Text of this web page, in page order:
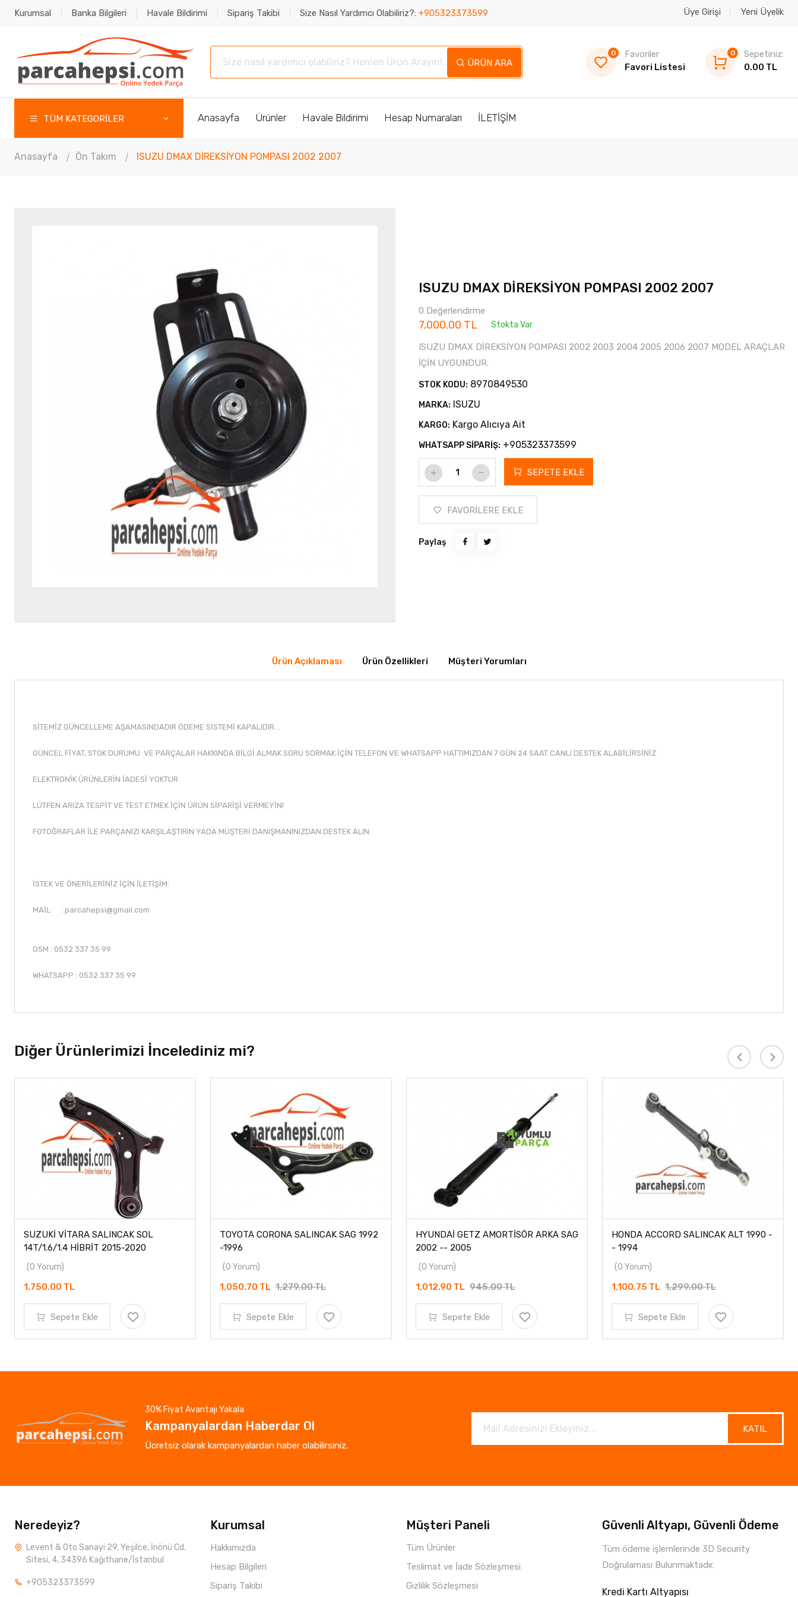
Kurumsal Banka Bilgileri Havale Bildirimi Sipariş Takibi Size Nasıl Yardımcı Olabiliriz?: +905323373599 Üye Girişi Yeni Üyelik
ÜRÜN ARA
0
Favoriler
Favori Listesi
0
Sepetiniz:
0.00 TL
TÜM KATEGORİLER Anasayfa Ürünler Havale Bildirimi Hesap Numaraları İLETİŞİM
Anasayfa Ön Takım ISUZU DMAX DİREKSİYON POMPASI 2002 2007
ISUZU DMAX DİREKSİYON POMPASI 2002 2007
0 Değerlendirme
7,000.00 TL Stokta Var
ISUZU DMAX DİREKSİYON POMPASI 2002 2003 2004 2005 2006 2007 MODEL ARAÇLAR
İÇİN UYGUNDUR.
STOK KODU: 8970849530
MARKA: ISUZU
KARGO: Kargo Alıcıya Ait
WHATSAPP SİPARİŞ: +905323373599
SEPETE EKLE
FAVORİLERE EKLE
Paylaş
Ürün Açıklaması Ürün Özellikleri Müşteri Yorumları
SİTEMİZ GÜNCELLEME AŞAMASINDADIR ÖDEME SİSTEMİ KAPALIDIR...
GÜNCEL FİYAT, STOK DURUMU VE PARÇALAR HAKKINDA BİLGİ ALMAK SORU SORMAK İÇİN TELEFON VE WHATSAPP HATTIMIZDAN 7 GÜN 24 SAAT CANLI DESTEK ALABİLİRSİNİZ
ELEKTRONİK ÜRÜNLERİN İADESİ YOKTUR
LÜTFEN ARIZA TESPİT VE TEST ETMEK İÇİN ÜRÜN SİPARİŞİ VERMEYİN!
FOTOĞRAFLAR İLE PARÇANIZI KARŞILAŞTIRIN YADA MÜŞTERİ DANIŞMANINIZDAN DESTEK ALIN.
İSTEK VE ÖNERİLERİNİZ İÇİN İLETİŞİM:
MAİL : parcahepsi@gmail.com
GSM : 0532 337 35 99
WHATSAPP : 0532 337 35 99
Diğer Ürünlerimizi İncelediniz mi?
SUZUKİ VİTARA SALINCAK SOL
14T/1.6/1.4 HİBRİT 2015-2020
(0 Yorum)
1,750.00 TL
Sepete Ekle
TOYOTA CORONA SALINCAK SAG 1992
-1996
(0 Yorum)
1,050.70 TL 1,279.00 TL
Sepete Ekle
HYUNDAİ GETZ AMORTİSÖR ARKA SAG
2002 -- 2005
(0 Yorum)
1,012.90 TL 945.00 TL
Sepete Ekle
HONDA ACCORD SALINCAK ALT 1990 -
- 1994
(0 Yorum)
1,100.75 TL 1,299.00 TL
Sepete Ekle
30% Fiyat Avantajı Yakala
Kampanyalardan Haberdar Ol
Ücretsiz olarak kampanyalardan haber olabilirsiniz.
KATIL
Neredeyiz?
Levent & Oto Sanayi 29, Yeşilce, İnönü Cd.
Sitesi, 4, 34396 Kağıthane/İstanbul
+905323373599
Kurumsal
Hakkımızda
Hesap Bilgileri
Sipariş Takibi
Müşteri Paneli
Tüm Ürünler
Teslimat ve İade Sözleşmesi
Gizlilik Sözleşmesi
Güvenli Altyapı, Güvenli Ödeme
Tüm ödeme işlemlerinde 3D Security
Doğrulaması Bulunmaktadır.
Kredi Kartı Altyapısı